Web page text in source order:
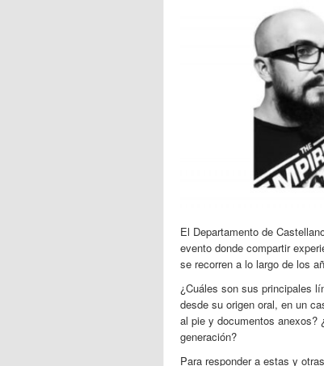
El Departamento de
evento donde compartir
se recorren a lo largo de los
¿Cuáles son sus principales
desde su origen oral, en un
al pie y documentos anexos?
generación?
Para responder a estas y